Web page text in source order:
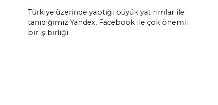
Türkiye üzerinde yaptığı büyük yatırımlar ile
tanıdığımız Yandex, Facebook ile çok önemli
bir iş birliği